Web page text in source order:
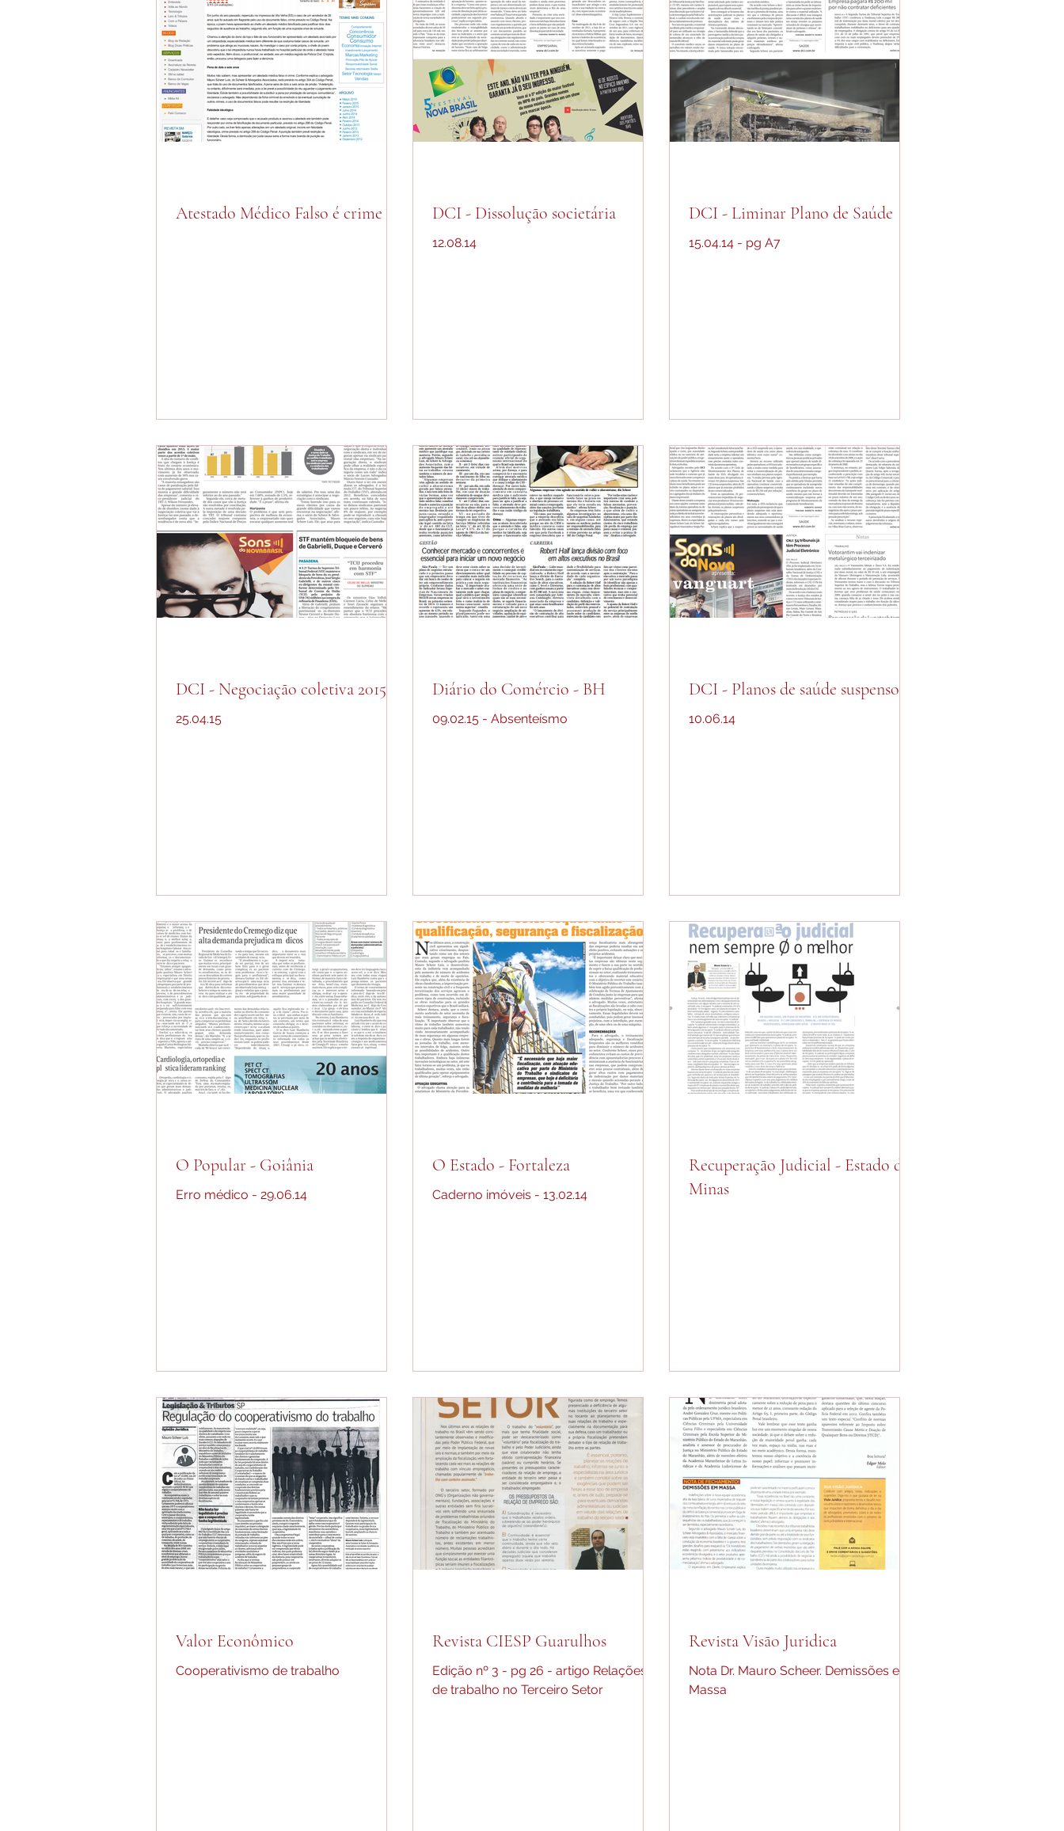
Atestado Médico Falso é crime DCI - Dissolução societária
12.08.14
DCI - Liminar Plano de Saúde
15.04.14 - pg A7
DCI - Negociação coletiva 2015
25.04.15
Diário do Comércio - BH
09.02.15 - Absenteísmo
DCI - Planos de saúde suspensos
10.06.14
O Popular - Goiânia
Erro médico - 29.06.14
O Estado - Fortaleza
Caderno imóveis - 13.02.14
Recuperação Judicial - Estado de
Minas
Valor Econômico
Cooperativismo de trabalho
Revista CIESP Guarulhos
Edição nº 3 - pg 26 - artigo Relações
de trabalho no Terceiro Setor
Revista Visão Juridica
Nota Dr. Mauro Scheer. Demissões em
Massa